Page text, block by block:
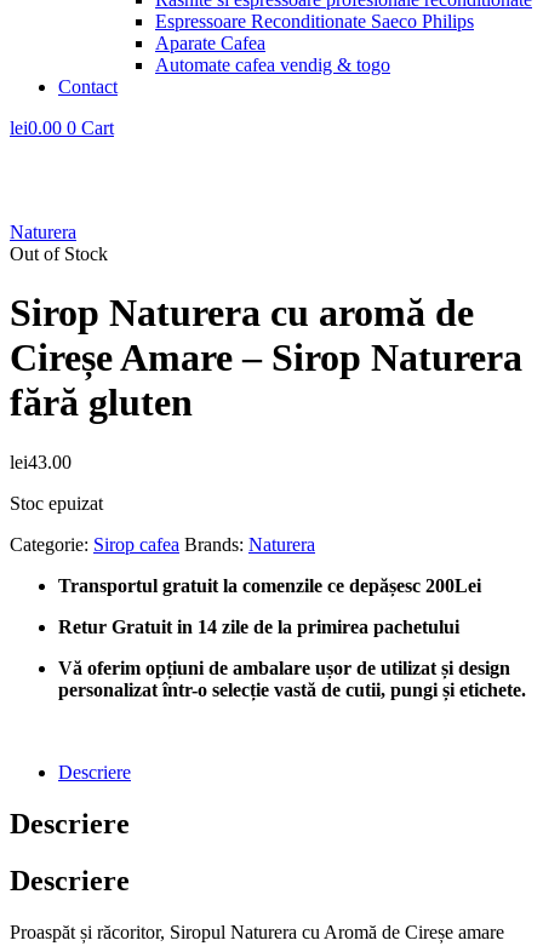
Espressoare Reconditionate Saeco Philips
Aparate Cafea
Automate cafea vendig & togo
Contact
lei0.00 0 Cart
Naturera
Out of Stock
Sirop Naturera cu aromă de
Cireșe Amare – Sirop Naturera
fără gluten
lei43.00
Stoc epuizat
Categorie: Sirop cafea Brands: Naturera
Transportul gratuit la comenzile ce depășesc 200Lei
Retur Gratuit in 14 zile de la primirea pachetului
Vă oferim opțiuni de ambalare ușor de utilizat și design
personalizat într-o selecție vastă de cutii, pungi și etichete.
Descriere
Descriere
Descriere
Proaspăt și răcoritor, Siropul Naturera cu Aromă de Cireșe amare